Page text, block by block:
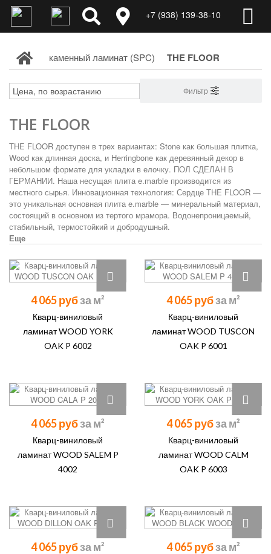
+7 (938) 139-38-10
каменный ламинат (SPC) THE FLOOR
Фильтр
THE FLOOR
THE FLOOR доступен в трех вариантах: Stone как большая плитка,
Wood как длинная доска, и Herringbone как деревянный декор в
небольшом формате для укладки в елочку. ПОЛ СДЕЛАН В
ГЕРМАНИИ. Наша несущая плита e.marble производится из
местного сырья. Инновационная технология: Сердце THE FLOOR —
это уникальная основная плита e.marble — минеральный материал,
состоящий в основном из тертого мрамора. Водонепроницаемый,
стабильный, термостойкий и добродушный.
Еще
4 065 руб
Кварц-виниловый
ламинат WOOD YORK
OAK P 6002
4 065 руб
Кварц-виниловый
ламинат WOOD TUSCON
OAK P 6001
4 065 руб
Кварц-виниловый
ламинат WOOD SALEM P
4002
4 065 руб
Кварц-виниловый
ламинат WOOD CALM
OAK P 6003
4 065 руб 4 065 руб